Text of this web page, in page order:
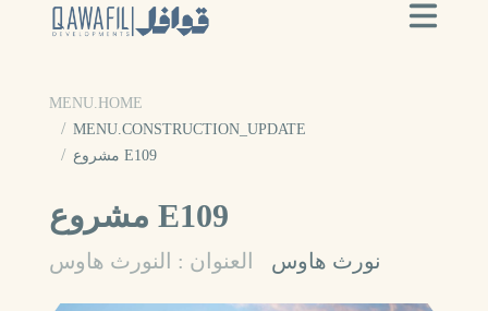
MENU.HOME
MENU.CONSTRUCTION_UPDATE
مشروع E109
مشروع E109
العنوان : النورث هاوس نورث هاوس